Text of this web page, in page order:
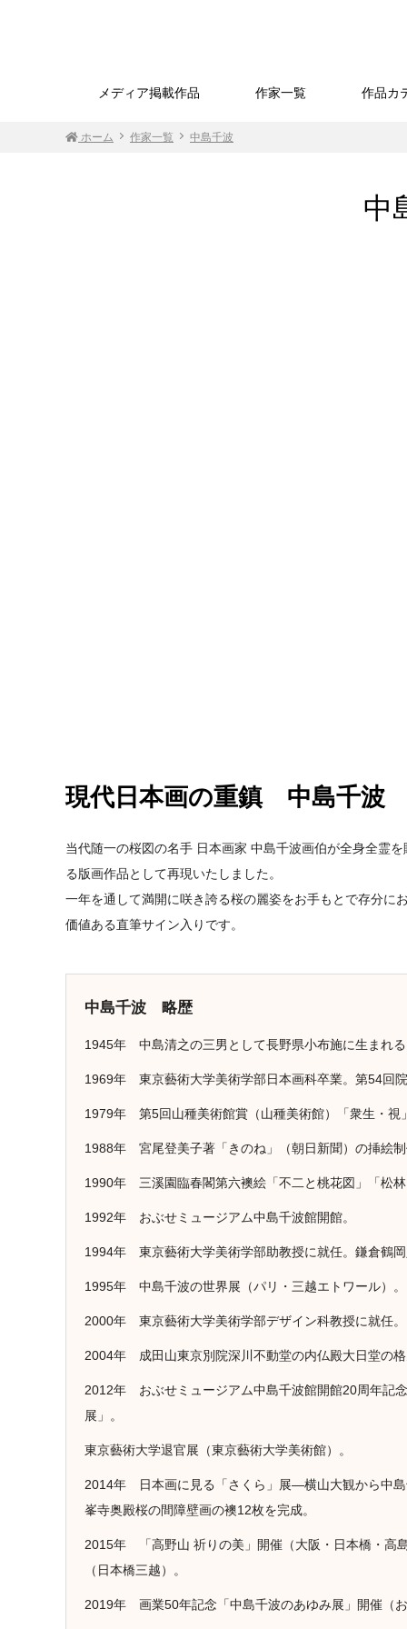
メディア掲載作品 作家一覧 作品カ
ホーム 作家一覧 中島千波
中
現代日本画の重鎮 中島千
当代随一の桜図の名手 日本画家 中島千波画伯が全身全霊
る版画作品として再現いたしました。
一年を通して満開に咲き誇る桜の麗姿をお手もとで存分に
価値ある直筆サイン入りです。
中島千波 略歴
1945年 中島清之の三男として長野県小布施に生まれ
1969年 東京藝術大学美術学部日本画科卒業。第54回
1979年 第5回山種美術館賞（山種美術館）「衆生・視
1988年 宮尾登美子著「きのね」（朝日新聞）の挿絵
1990年 三溪園臨春閣第六襖絵「不二と桃花図」「松
1992年 おぶせミュージアム中島千波館開館。
1994年 東京藝術大学美術学部助教授に就任。鎌倉鶴
1995年 中島千波の世界展（パリ・三越エトワール）。
2000年 東京藝術大学美術学部デザイン科教授に就任。
2004年 成田山東京別院深川不動堂の内仏殿大日堂の
2012年 おぶせミュージアム中島千波館開館20周年記
展」。
東京藝術大学退官展（東京藝術大学美術館）。
2014年 日本画に見る「さくら」展―横山大観から中
峯寺奥殿桜の間障壁画の襖12枚を完成。
2015年 「高野山 祈りの美」開催（大阪・日本橋・高
（日本橋三越）。
2019年 画業50年記念「中島千波のあゆみ展」開催（